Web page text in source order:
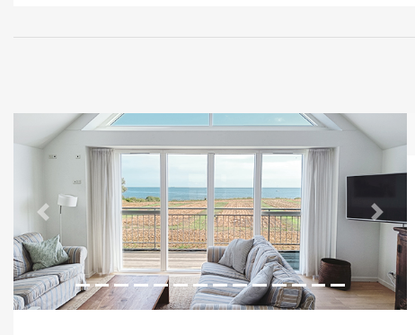
Previous Next